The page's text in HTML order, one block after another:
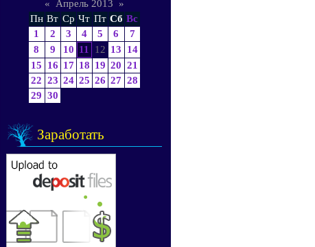
« Апрель 2013
»
Пн Вт Ср Чт Пт Сб Вс
1
2 3 4 5 6
7
8
9 10 11 12 13
14
15
16 17 18 19 20 21
22 23 24 25 26 27 28
29 30
Заработать